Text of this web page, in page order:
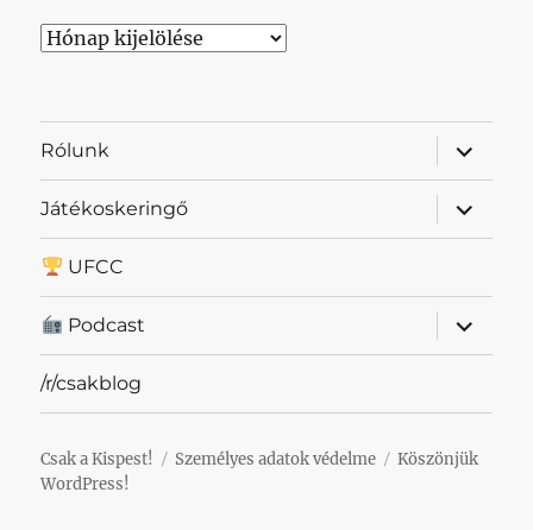
Archívum
Rólunk
almenü
Játékoskeringő
almenü
UFCC
Podcast
almenü
/r/csakblog
Csak a Kispest! Személyes adatok védelme
Köszönjük
WordPress!